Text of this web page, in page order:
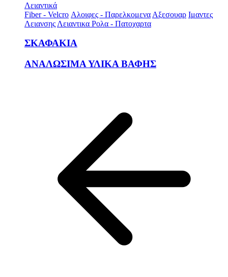
Λειαντικά
Fiber - Velcro Αλοιφες - Παρελκομενα Αξεσουαρ Ιμαντες
Λειανσης Λειαντικα Ρολα - Πατοχαρτα
ΣΚΑΦΑΚΙΑ
ΑΝΑΛΩΣΙΜΑ ΥΛΙΚΑ ΒΑΦΗΣ